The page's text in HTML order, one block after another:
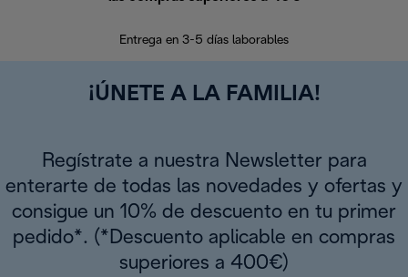
Entrega en 3-5 días laborables
¡ÚNETE A LA FAMILIA!
Regístrate a nuestra Newsletter para
enterarte de todas las novedades y ofertas y
consigue un 10% de descuento en tu primer
pedido*. (*Descuento aplicable en compras
superiores a 400€)